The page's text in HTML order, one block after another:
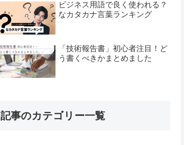
ビジネス用語で良く使われる？
なカタカナ言葉ランキング
「技術報告書」初心者注目！ど
う書くべきかまとめました
記事のカテゴリー一覧